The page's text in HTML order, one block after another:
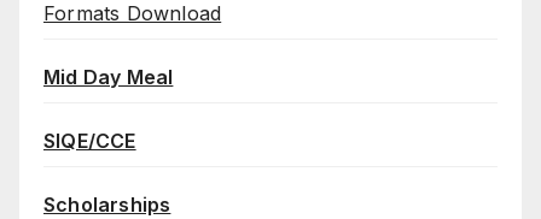
Formats Download
Mid Day Meal
SIQE/CCE
Scholarships